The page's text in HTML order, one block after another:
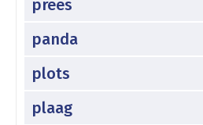
prees
panda
plots
plaag